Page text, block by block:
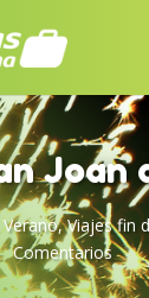
Joan
Verano,Viajes fin
Comentarios